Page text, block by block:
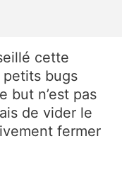
cette
bugs
but n’est pas
de vider le
fermer